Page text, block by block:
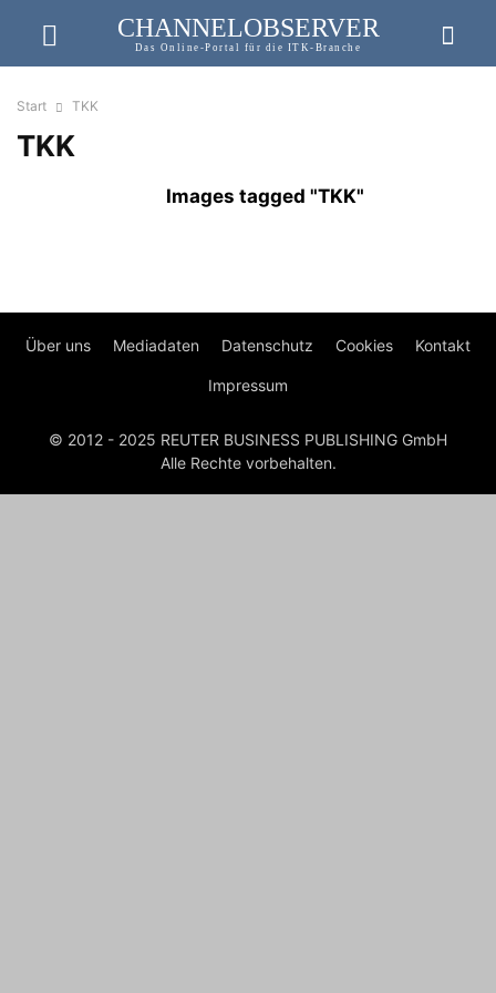
CHANNELOBSERVER
Das Online-Portal für die ITK-Branche
Start TKK
TKK
Images tagged "TKK"
Über uns Mediadaten Datenschutz Cookies Kontakt
Impressum
© 2012 - 2025 REUTER BUSINESS PUBLISHING GmbH
Alle Rechte vorbehalten.